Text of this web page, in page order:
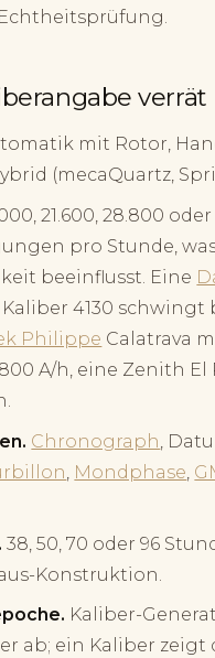
verrät
mit Rotor,
(mecaQuartz,
21.600, 28.800
pro Stunde,
beeinflusst. Eine
Kaliber 4130 schwingt
Philippe Calatrava
A/h, eine Zenith
Chronograph,
, Mondphase,
38, 50, 70 oder 96
Konstruktion.
Kaliber-
ab; ein Kaliber zeigt